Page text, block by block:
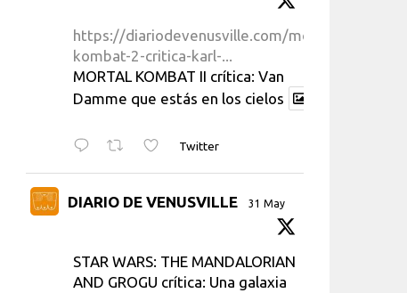
https://diariodevenusville.com/mortal-
kombat-2-critica-karl-...
MORTAL KOMBAT II crítica: Van
Damme que estás en los cielos
Twitter
DIARIO DE VENUSVILLE 31 May
STAR WARS: THE MANDALORIAN
AND GROGU crítica: Una galaxia